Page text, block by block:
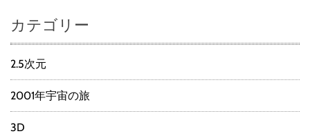
カテゴリー
2.5次元
2001年宇宙の旅
3D